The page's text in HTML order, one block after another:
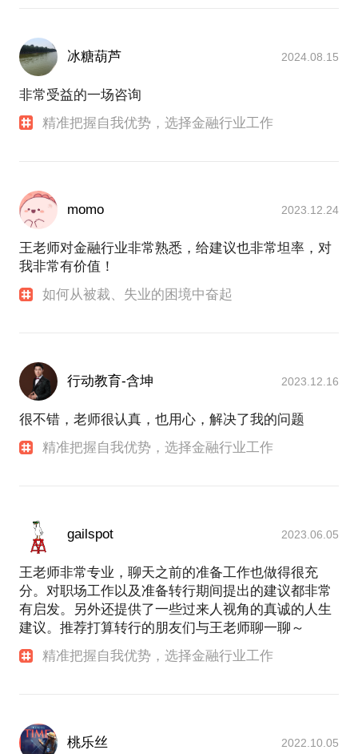
界、来自中国整个社会的挑战是巨大的，如何面对职
业领域的职场敏捷思考至关重要。我对职场规划领域
有自己独到的见解，只有在深刻掌握金融理论知识的
基础之上，切身体会过金融领域不同细分行业的工作
为全面的分析框架。我也热爱与年轻人分享这些体验
架。
相关跨境合作的投资架构
冰糖葫芦 2024.08.15
非常受益的一场咨询
精准把握自我优势，选择金融行业工作
momo 2023.12.24
王老师对金融行业非常熟悉，给建议也非常坦率，对
我非常有价值！
如何从被裁、失业的困境中奋起
行动教育-含坤 2023.12.16
很不错，老师很认真，也用心，解决了我的问题
精准把握自我优势，选择金融行业工作
gailspot 2023.06.05
王老师非常专业，聊天之前的准备工作也做得很充
分。对职场工作以及准备转行期间提出的建议都非常
有启发。另外还提供了一些过来人视角的真诚的人生
建议。推荐打算转行的朋友们与王老师聊一聊～
精准把握自我优势，选择金融行业工作
桃乐丝 2022.10.05